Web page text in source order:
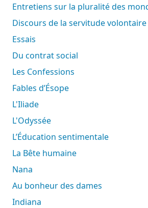
Entretiens sur la pluralité des
Discours de la servitude volontaire
Essais
Du contrat social
Les Confessions
Fables d’Ésope
L'Iliade
L'Odyssée
L’Éducation sentimentale
La Bête humaine
Nana
Au bonheur des dames
Indiana